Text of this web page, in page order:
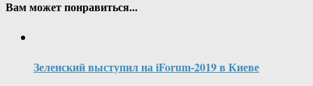
Вам может понравиться...
Зеленский выступил на iForum-2019 в Киеве